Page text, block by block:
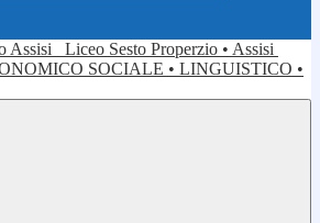
Liceo Sesto Properzio • Assisi
SOCIALE • LINGUISTICO •